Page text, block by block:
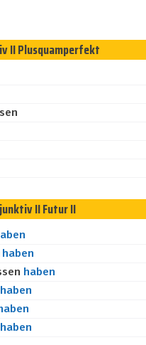
II Plusquamperfekt
II Futur II
haben
haben
haben
haben